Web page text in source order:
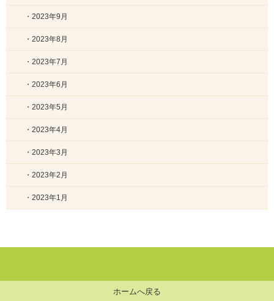
・2023年9月
・2023年8月
・2023年7月
・2023年6月
・2023年5月
・2023年4月
・2023年3月
・2023年2月
・2023年1月
ホームへ戻る